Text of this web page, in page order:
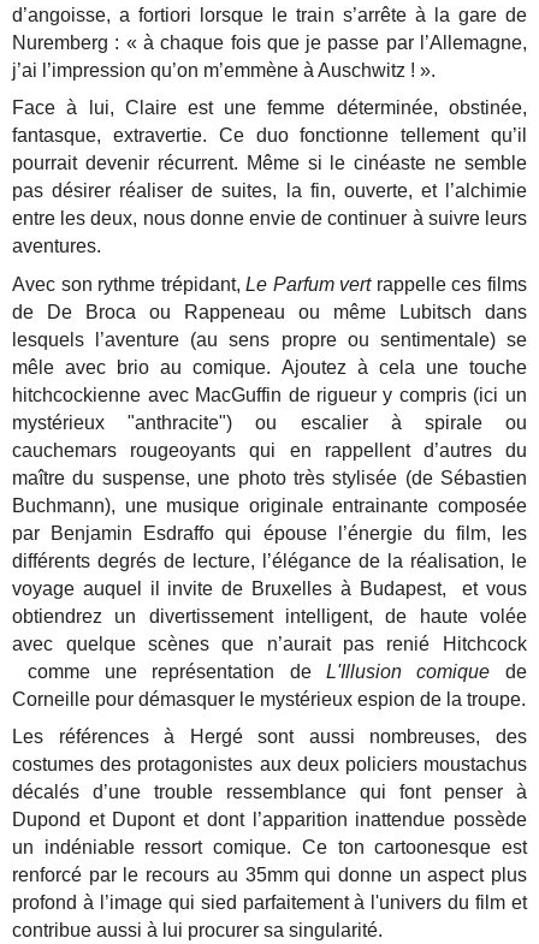
d’angoisse, a fortiori lorsque le train s’arrête à la gare de
Nuremberg : « à chaque fois que je passe par l’Allemagne,
j’ai l’impression qu’on m’emmène à Auschwitz ! ».
Face à lui, Claire est une femme déterminée, obstinée,
fantasque, extravertie. Ce duo fonctionne tellement qu’il
pourrait devenir récurrent. Même si le cinéaste ne semble
pas désirer réaliser de suites, la fin, ouverte, et l’alchimie
entre les deux, nous donne envie de continuer à suivre leurs
aventures.
Avec son rythme trépidant,Le Parfum vertrappelle ces films
de De Broca ou Rappeneau ou même Lubitsch dans
lesquels l’aventure (au sens propre ou sentimentale) se
mêle avec brio au comique. Ajoutez à cela une touche
hitchcockienne avec MacGuffin de rigueur y compris (ici un
mystérieux "anthracite") ou escalier à spirale ou
cauchemars rougeoyants qui en rappellent d’autres du
maître du suspense, une photo très stylisée (de Sébastien
Buchmann), une musique originale entrainante composée
par Benjamin Esdraffo qui épouse l’énergie du film, les
différents degrés de lecture, l’élégance de la réalisation, le
voyage auquel il invite de Bruxelles à Budapest, et vous
obtiendrez un divertissement intelligent, de haute volée
avec quelque scènes que n’aurait pas renié Hitchcock
comme une représentation deL'Illusion comique de
Corneille pour démasquer le mystérieux espion de la troupe.
Les références à Hergé sont aussi nombreuses, des
costumes des protagonistes aux deux policiers moustachus
décalés d’une trouble ressemblance qui font penser à
Dupond et Dupont et dont l’apparition inattendue possède
un indéniable ressort comique. Ce ton cartoonesque est
renforcé par le recours au 35mm qui donne un aspect plus
profond à l’image qui sied parfaitement à l'univers du film et
contribue aussi à lui procurer sa singularité.